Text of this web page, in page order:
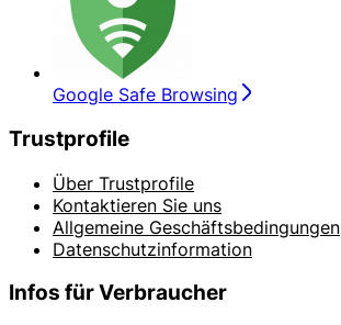
Google Safe Browsing
Trustprofile
Über Trustprofile
Kontaktieren Sie uns
Allgemeine Geschäftsbedingungen
Datenschutzinformation
Infos für Verbraucher